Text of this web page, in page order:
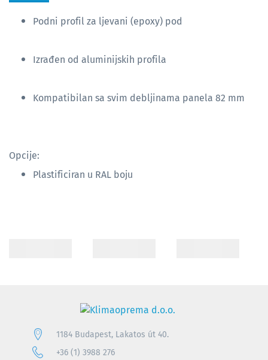
Podni profil za ljevani (epoxy) pod
Izrađen od aluminijskih profila
Kompatibilan sa svim debljinama panela 82 mm
Opcije:
Plastificiran u RAL boju
1184 Budapest, Lakatos út 40.
+36 (1) 3988 276